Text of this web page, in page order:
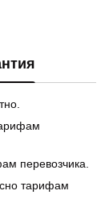
перевозчика.
тарифам